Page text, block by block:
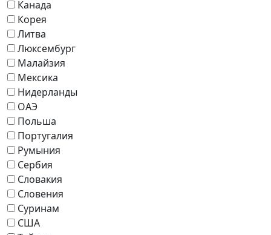
Канада
Корея
Литва
Люксембург
Малайзия
Мексика
Нидерланды
ОАЭ
Польша
Португалия
Румыния
Сербия
Словакия
Словения
Суринам
США